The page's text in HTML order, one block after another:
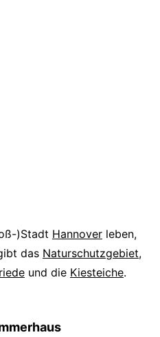
)Stadt Hannoverleben,
das Naturschutzgebiet,
und die Kiesteiche.